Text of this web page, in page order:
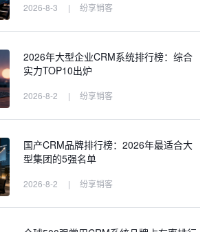
2026-8-3 | 纷享销客
2026年大型企业CRM系统排行榜：综合
实力TOP10出炉
2026-8-2 | 纷享销客
国产CRM品牌排行榜：2026年最适合大
型集团的5强名单
2026-8-2 | 纷享销客